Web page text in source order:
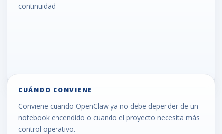
continuidad.
CUÁNDO CONVIENE
Conviene cuando OpenClaw ya no debe depender de un
notebook encendido o cuando el proyecto necesita más
control operativo.